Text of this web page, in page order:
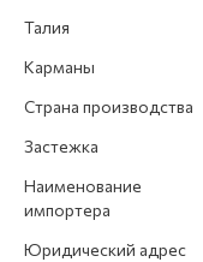
Талия
Карманы
Страна производства
Застежка
Наименование
импортера
Юридический адрес